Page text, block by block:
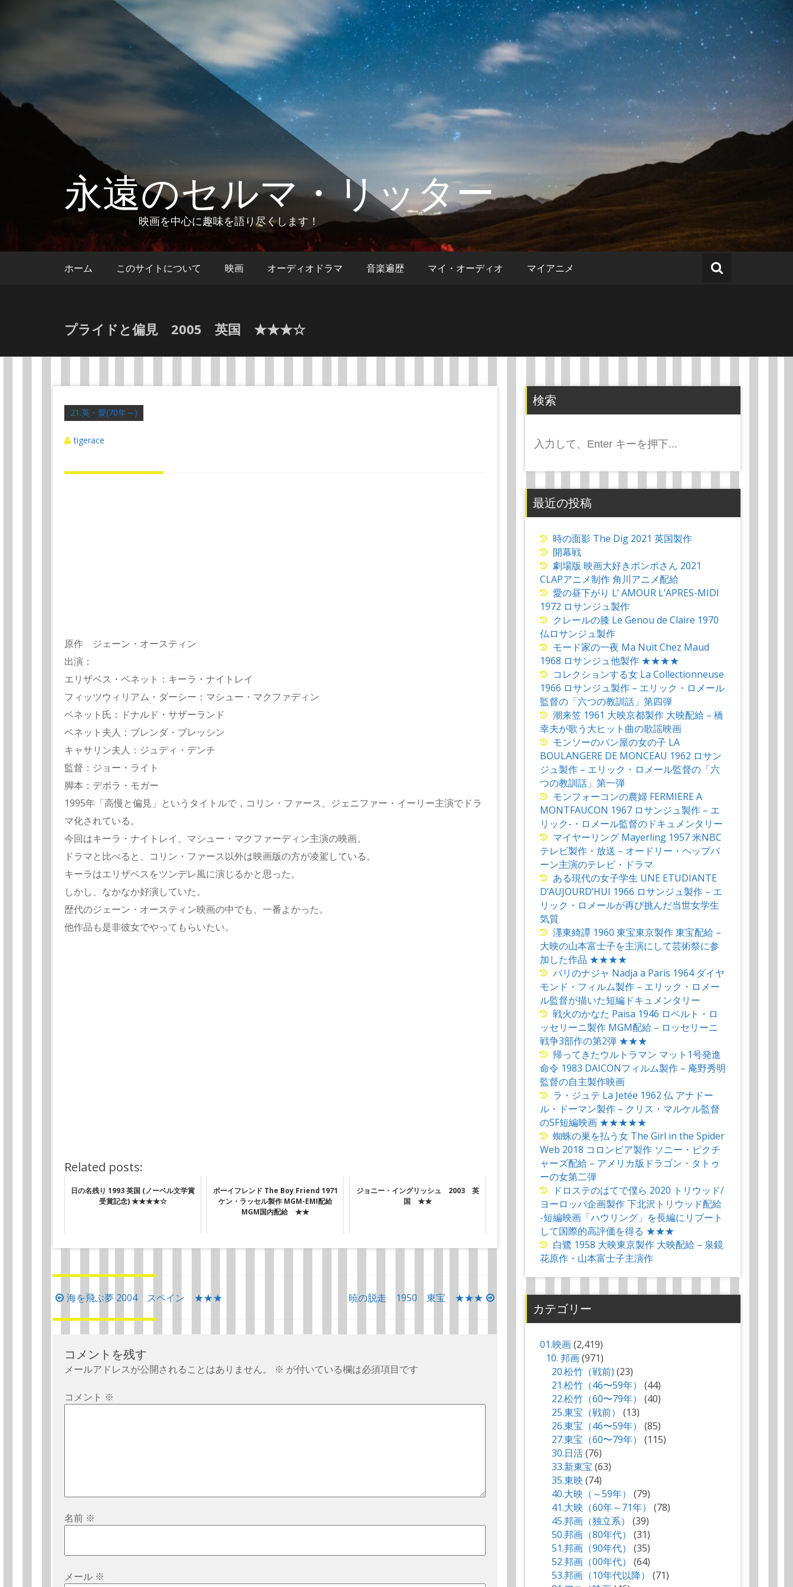
キ
永遠のセルマ・リッター
映画を中心に趣味を語り尽くします！
ホーム このサイトについて 映画 オーディオドラマ 音楽遍歴 マイ・オーディオ マイアニメ
プライドと偏見 2005 英国 ★★★☆
21.英・愛(70年～)
tigerace
原作 ジェーン・オースティン
出演：
エリザベス・ベネット：キーラ・ナイトレイ
フィッツウィリアム・ダーシー：マシュー・マクファディン
ベネット氏：ドナルド・サザーランド
ベネット夫人：ブレンダ・ブレッシン
キャサリン夫人：ジュディ・デンチ
監督：ジョー・ライト
脚本：デボラ・モガー
1995年「高慢と偏見」というタイトルで，コリン・ファース、ジェニファー・イーリー主演でドラ
マ化されている。
今回はキーラ・ナイトレイ、マシュー・マクファーディン主演の映画。
ドラマと比べると、コリン・ファース以外は映画版の方が凌駕している。
キーラはエリザベスをツンデレ風に演じるかと思った。
しかし、なかなか好演していた。
歴代のジェーン・オースティン映画の中でも、一番よかった。
他作品も是非彼女でやってもらいたい。
Related posts:
日の名残り 1993 英国 (ノーベル文学賞
受賞記念) ★★★★☆
ボーイフレンド The Boy Friend 1971
ケン・ラッセル製作 MGM-EMI配給
MGM国内配給 ★★
ジョニー・イングリッシュ 2003 英
国 ★★
投
稿
ナ
海を飛ぶ夢 2004 スペイン ★★★ 暁の脱走 1950 東宝 ★★★
コメントを残す
メールアドレスが公開されることはありません。 ※ が付いている欄は必須項目です
コメント ※
名前 ※
メール ※
検索
索:
最近の投稿
時の面影 The Dig 2021 英国製作
開幕戦
劇場版 映画大好きポンポさん 2021
CLAPアニメ制作 角川アニメ配給
愛の昼下がり L’ AMOUR L’APRES-MIDI
1972 ロサンジュ製作
クレールの膝 Le Genou de Claire 1970
仏ロサンジュ製作
モード家の一夜 Ma Nuit Chez Maud
1968 ロサンジュ他製作 ★★★★
コレクションする女 La Collectionneuse
1966 ロサンジュ製作 – エリック・ロメール
監督の「六つの教訓話」第四弾
潮来笠 1961 大映京都製作 大映配給 – 橋
幸夫が歌う大ヒット曲の歌謡映画
モンソーのパン屋の女の子 LA
BOULANGERE DE MONCEAU 1962 ロサン
ジュ製作 – エリック・ロメール監督の「六
つの教訓話」第一弾
モンフォーコンの農婦 FERMIERE A
MONTFAUCON 1967 ロサンジュ製作 – エ
リック-・ロメール監督のドキュメンタリー
マイヤーリング Mayerling 1957 米NBC
テレビ製作・放送 – オードリー・ヘップバ
ーン主演のテレビ・ドラマ
ある現代の女子学生 UNE ETUDIANTE
D’AUJOURD’HUI 1966 ロサンジュ製作 – エ
リック・ロメールが再び挑んだ当世女学生
気質
濹東綺譚 1960 東宝東京製作 東宝配給 –
大映の山本富士子を主演にして芸術祭に参
加した作品 ★★★★
パリのナジャ Nadja a Paris 1964 ダイヤ
モンド・フィルム製作 – エリック・ロメー
ル監督が描いた短編ドキュメンタリー
戦火のかなた Paisa 1946 ロベルト・ロ
ッセリーニ製作 MGM配給 – ロッセリーニ
戦争3部作の第2弾 ★★★
帰ってきたウルトラマン マット1号発進
命令 1983 DAICONフィルム製作 – 庵野秀明
監督の自主製作映画
ラ・ジュテ La Jetée 1962 仏 アナドー
ル・ドーマン製作 – クリス・マルケル監督
のSF短編映画 ★★★★★
蜘蛛の巣を払う女 The Girl in the Spider
Web 2018 コロンビア製作 ソニー・ピクチ
ャーズ配給 – アメリカ版ドラゴン・タトゥ
ーの女第二弾
ドロステのはてで僕ら 2020 トリウッド/
ヨーロッパ企画製作 下北沢トリウッド配給
-短編映画「ハウリング」を長編にリブート
して国際的高評価を得る ★★★
白鷺 1958 大映東京製作 大映配給 – 泉鏡
花原作・山本富士子主演作
カテゴリー
01.映画(2,419)
10. 邦画(971)
20.松竹（戦前) (23)
21.松竹（46〜59年）
(44)
22.松竹（60〜79年）
(40)
25.東宝（戦前）
(13)
26.東宝（46〜59年）
(85)
27.東宝（60〜79年）
(115)
30.日活(76)
33.新東宝 (63)
35.東映 (74)
40.大映（～59年）
(79)
41.大映（60年～71年）
(78)
45.邦画（独立系）
(39)
50.邦画（80年代）
(31)
51.邦画（90年代）
(35)
52.邦画（00年代）
(64)
53.邦画（10年代以降）
(71)